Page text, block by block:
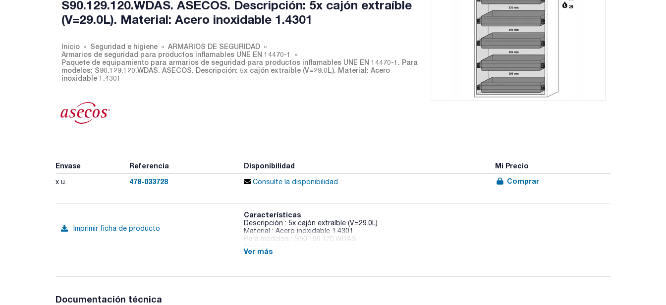
S90.129.120.WDAS. ASECOS. Descripción: 5x cajón extraíble
(V=29.0L). Material: Acero inoxidable 1.4301
Inicio Seguridad e higiene
ARMARIOS DE SEGURIDAD
Armarios de seguridad para productos inflamables UNE EN 14470-1
Paquete de equipamiento para armarios de seguridad para productos inflamables UNE EN 14470-1. Para
modelos: S90.129.120.WDAS. ASECOS. Descripción: 5x cajón extraíble (V=29.0L). Material: Acero
inoxidable 1.4301
Envase Referencia Disponibilidad Mi Precio
x u. 478-033728 Consulte la disponibilidad Comprar
Imprimir ficha de producto
Características
Descripción : 5x cajón extraíble (V=29.0L)
Material : Acero inoxidable 1.4301
Para modelos : S90.196.120.WDAS
en lugares de trabajo.
Ver más
Documentación técnica